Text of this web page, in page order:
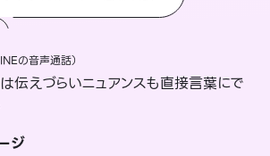
の音声通話）
伝えづらいニュアンスも直接言葉にで
ジ